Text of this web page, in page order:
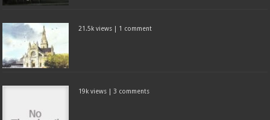
21.5k views 1 comment
19k views 3 comments